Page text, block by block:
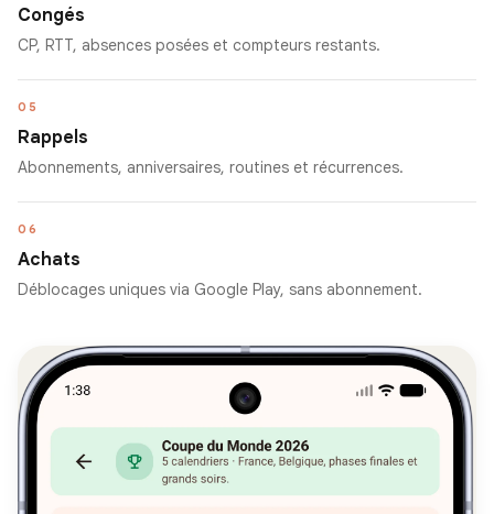
Congés
CP, RTT, absences posées et compteurs restants.
05
Rappels
Abonnements, anniversaires, routines et récurrences.
06
Achats
Déblocages uniques via Google Play, sans abonnement.